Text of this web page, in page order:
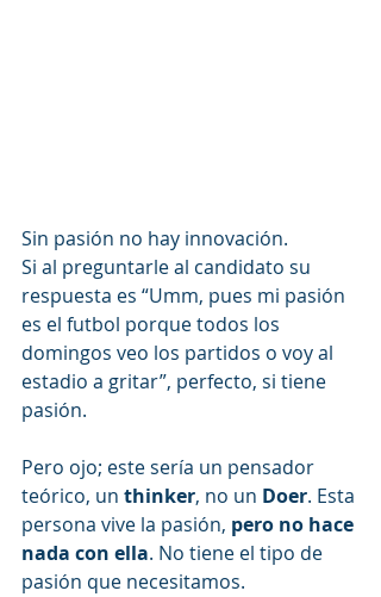
Sin pasión no hay innovación.
Si al preguntarle al candidato su
respuesta es “Umm, pues mi pasión
es el futbol porque todos los
domingos veo los partidos o voy al
estadio a gritar”, perfecto, si tiene
pasión.
Pero ojo; este sería un pensador
teórico, un thinker, no un Doer. Esta
persona vive la pasión, pero no hace
nada con ella. No tiene el tipo de
pasión que necesitamos.